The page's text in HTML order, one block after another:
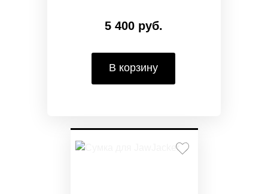
5 400 руб.
В корзину